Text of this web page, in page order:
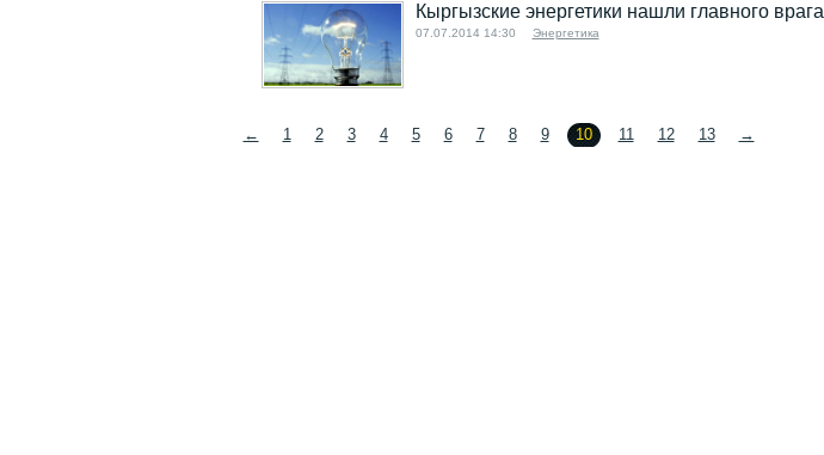
Кыргызские энергетики нашли главного врага
07.07.2014 14:30 Энергетика
← 1 2 3 4 5 6 7 8 9 10 11 12 13 →